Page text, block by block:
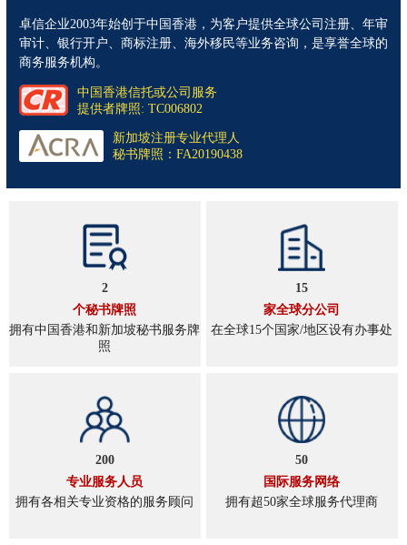
卓信企业2003年始创于中国香港，为客户提供全球公司注册、年审
审计、银行开户、商标注册、海外移民等业务咨询，是享誉全球的
商务服务机构。
中国香港信托或公司服务
提供者牌照: TC006802
新加坡注册专业代理人
秘书牌照：FA20190438
2
个秘书牌照
拥有中国香港和新加坡秘书服务牌
照
15
家全球分公司
在全球15个国家/地区设有办事处
200
专业服务人员
拥有各相关专业资格的服务顾问
50
国际服务网络
拥有超50家全球服务代理商